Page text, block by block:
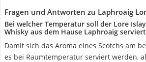
Fragen und Antworten zu Laphroaig
Bei welcher Temperatur soll der Lore
Whisky aus dem Hause Laphroaig
Damit sich das Aroma eines Scotchs am
es bei Raumtemperatur serviert werden,